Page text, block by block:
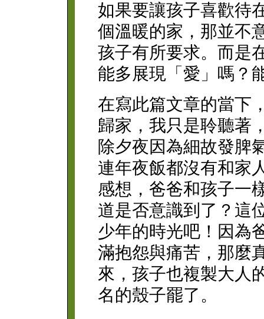
如果要讓孩子喜歡待
個溫暖的家，那並不
孩子有所要求。而是
能多展現「愛」嗎？
在寫此篇文章的當下
歸家，我只是聆聽著
除夕夜因為細故發脾
連年夜飯都沒有和家
感想，爸爸和孩子一
道是否意識到了？這
少年的時光吧！因為
滿抱怨與痛苦，那麼
來，孩子也複製大人
名的殼子罷了。